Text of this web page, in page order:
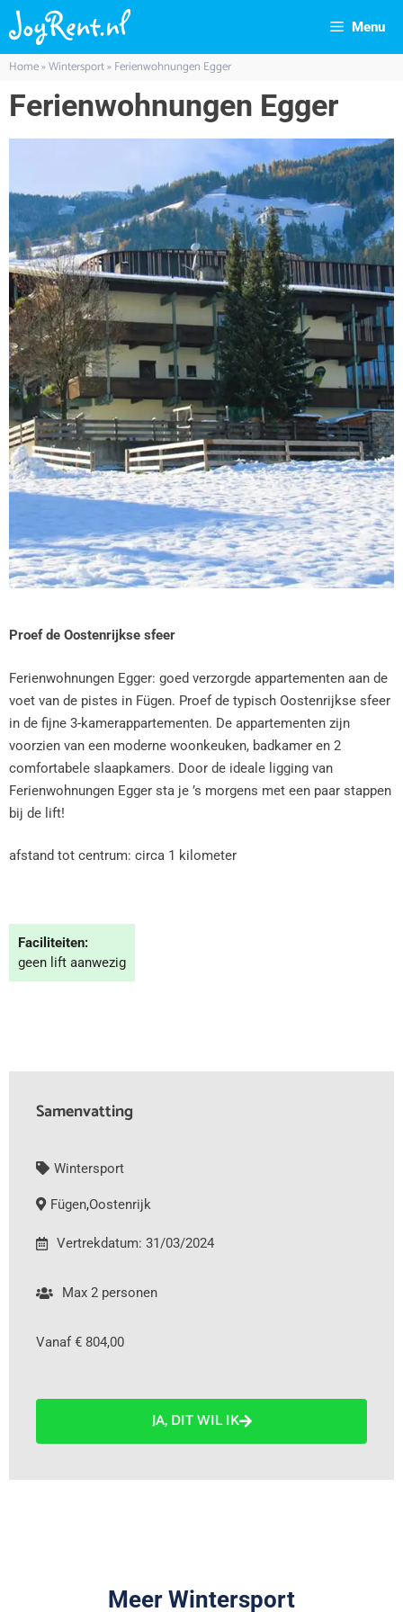
Menu
Home»Wintersport»Ferienwohnungen Egger
Ferienwohnungen Egger
Proef de Oostenrijkse sfeer
Ferienwohnungen Egger: goed verzorgde appartementen aan de
voet van de pistes in Fügen. Proef de typisch Oostenrijkse sfeer
in de fijne 3-kamerappartementen. De appartementen zijn
voorzien van een moderne woonkeuken, badkamer en 2
comfortabele slaapkamers. Door de ideale ligging van
Ferienwohnungen Egger sta je ’s morgens met een paar stappen
bij de lift!
afstand tot centrum: circa 1 kilometer
Faciliteiten:
geen lift aanwezig
Samenvatting
Wintersport
Fügen,Oostenrijk
Vertrekdatum: 31/03/2024
Max 2 personen
Vanaf € 804,00
JA, DIT WIL IK
Meer Wintersport